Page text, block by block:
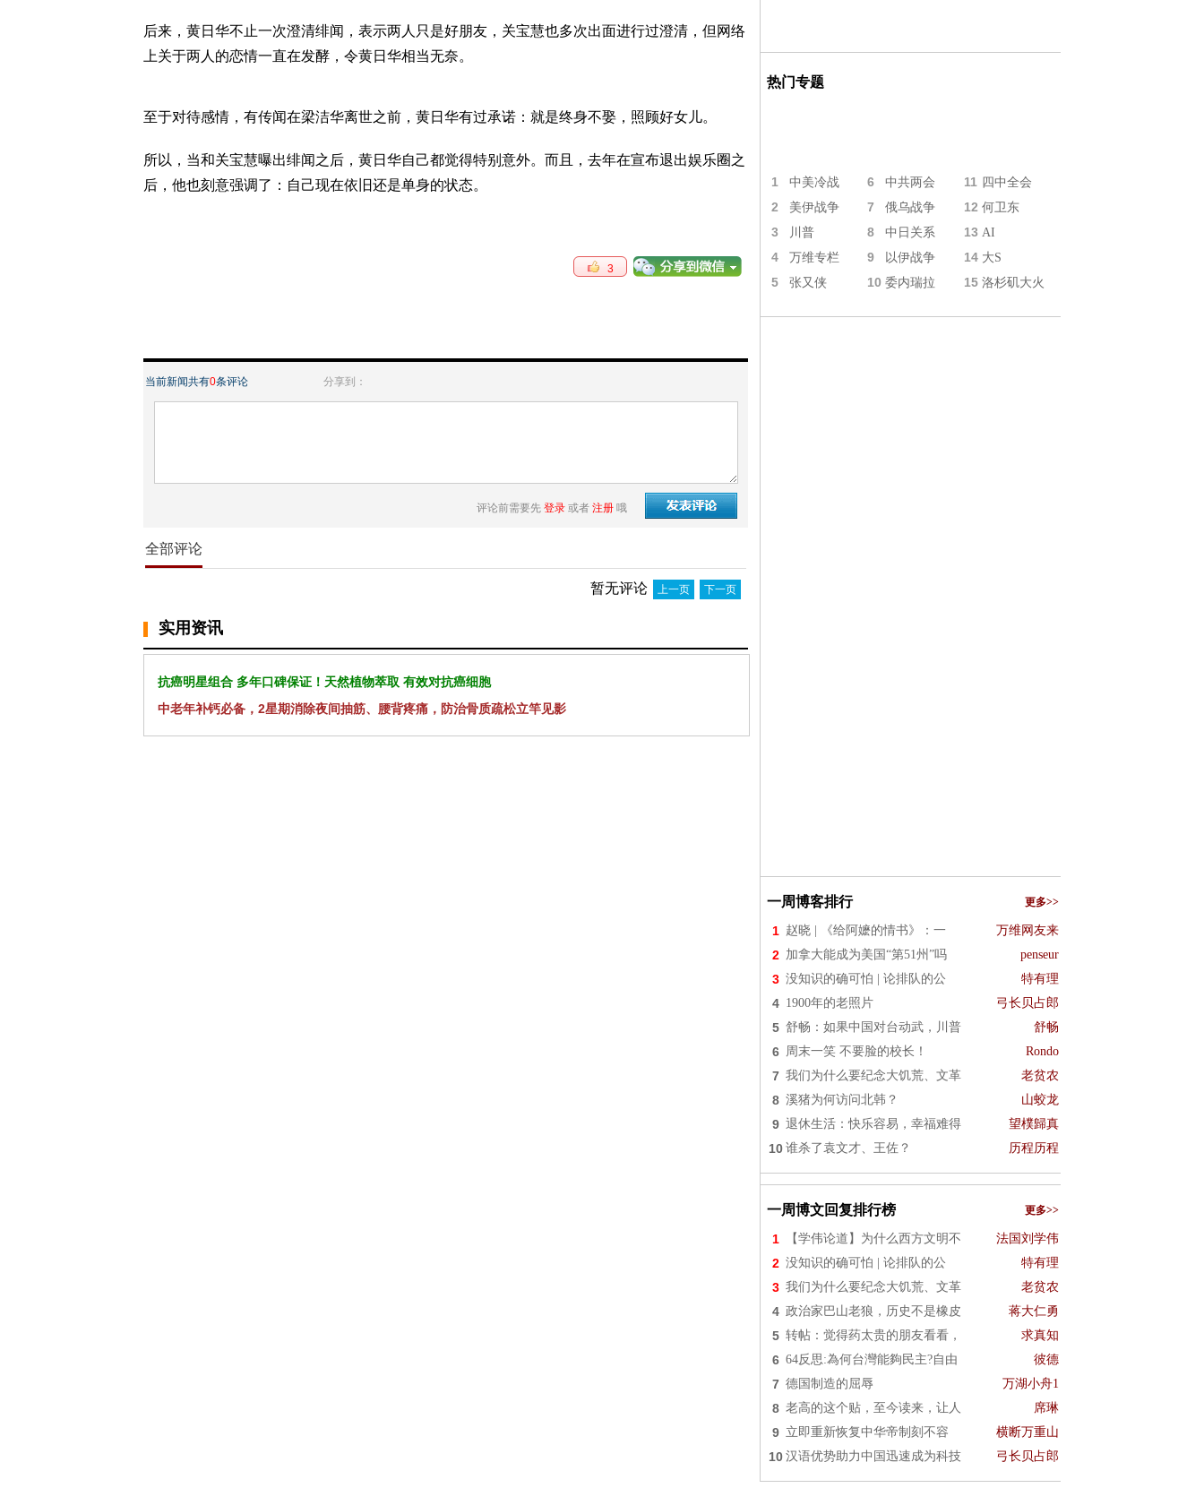
后来，黄日华不止一次澄清绯闻，表示两人只是好朋友，关宝慧也多次出面进行过澄清，但网络
上关于两人的恋情一直在发酵，令黄日华相当无奈。
至于对待感情，有传闻在梁洁华离世之前，黄日华有过承诺：就是终身不娶，照顾好女儿。
所以，当和关宝慧曝出绯闻之后，黄日华自己都觉得特别意外。而且，去年在宣布退出娱乐圈之
后，他也刻意强调了：自己现在依旧还是单身的状态。
3
当前新闻共有0条评论 分享到：
评论前需要先 登录 或者 注册 哦
全部评论
暂无评论 上一页 下一页
实用资讯
抗癌明星组合 多年口碑保证！天然植物萃取 有效对抗癌细胞
中老年补钙必备，2星期消除夜间抽筋、腰背疼痛，防治骨质疏松立竿见影
热门专题
1 中美冷战 6 中共两会 11 四中全会
2 美伊战争 7 俄乌战争 12 何卫东
3 川普 8 中日关系 13 AI
4 万维专栏 9 以伊战争 14 大S
5 张又侠 10 委内瑞拉 15 洛杉矶大火
一周博客排行 更多>>
1 赵晓 | 《给阿嬷的情书》：一 万维网友来
2 加拿大能成为美国“第51州”吗 penseur
3 没知识的确可怕 | 论排队的公 特有理
4 1900年的老照片 弓长贝占郎
5 舒畅：如果中国对台动武，川普 舒畅
6 周末一笑 不要脸的校长！ Rondo
7 我们为什么要纪念大饥荒、文革 老贫农
8 溪猪为何访问北韩？ 山蛟龙
9 退休生活：快乐容易，幸福难得 望樸歸真
10 谁杀了袁文才、王佐？ 历程历程
一周博文回复排行榜 更多>>
1 【学伟论道】为什么西方文明不 法国刘学伟
2 没知识的确可怕 | 论排队的公 特有理
3 我们为什么要纪念大饥荒、文革 老贫农
4 政治家巴山老狼，历史不是橡皮 蒋大仁勇
5 转帖：觉得药太贵的朋友看看， 求真知
6 64反思:為何台灣能夠民主?自由 彼德
7 德国制造的屈辱 万湖小舟1
8 老高的这个贴，至今读来，让人 席琳
9 立即重新恢复中华帝制刻不容 横断万重山
10 汉语优势助力中国迅速成为科技 弓长贝占郎